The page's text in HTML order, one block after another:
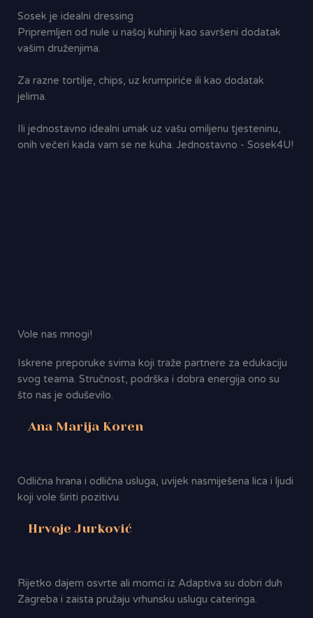
Sosek je idealni dressing
Pripremljen od nule u našoj kuhinji kao savršeni dodatak
vašim druženjima.
Za razne tortilje, chips, uz krumpiriće ili kao dodatak
jelima.
Ili jednostavno idealni umak uz vašu omiljenu tjesteninu,
onih večeri kada vam se ne kuha. Jednostavno - Sosek4U!
Vole nas mnogi!
Iskrene preporuke svima koji traže partnere za edukaciju
svog teama. Stručnost, podrška i dobra energija ono su
što nas je oduševilo.
Ana Marija Koren
Odlična hrana i odlična usluga, uvijek nasmiješena lica i ljudi
koji vole širiti pozitivu.
Hrvoje Jurković
Rijetko dajem osvrte ali momci iz Adaptiva su dobri duh
Zagreba i zaista pružaju vrhunsku uslugu cateringa.